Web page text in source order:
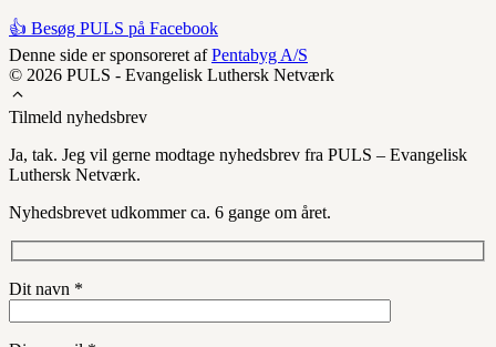
👍 Besøg PULS på Facebook
Denne side er sponsoreret afPentabyg A/S
© 2026 PULS - Evangelisk Luthersk Netværk
Tilmeld nyhedsbrev
Ja, tak. Jeg vil gerne modtage nyhedsbrev fra PULS – Evangelisk
Luthersk Netværk.
Nyhedsbrevet udkommer ca. 6 gange om året.
Dit navn *